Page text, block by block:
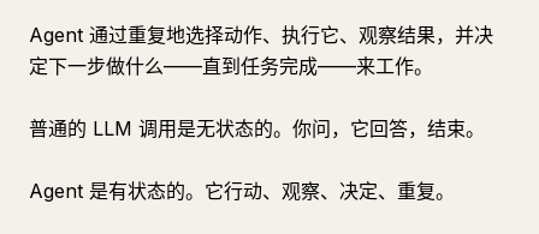
Agent 通过重复地选择动作、执行它、观察结果，并决
定下一步做什么——直到任务完成——来工作。
普通的 LLM 调用是无状态的。你问，它回答，结束。
Agent 是有状态的。它行动、观察、决定、重复。